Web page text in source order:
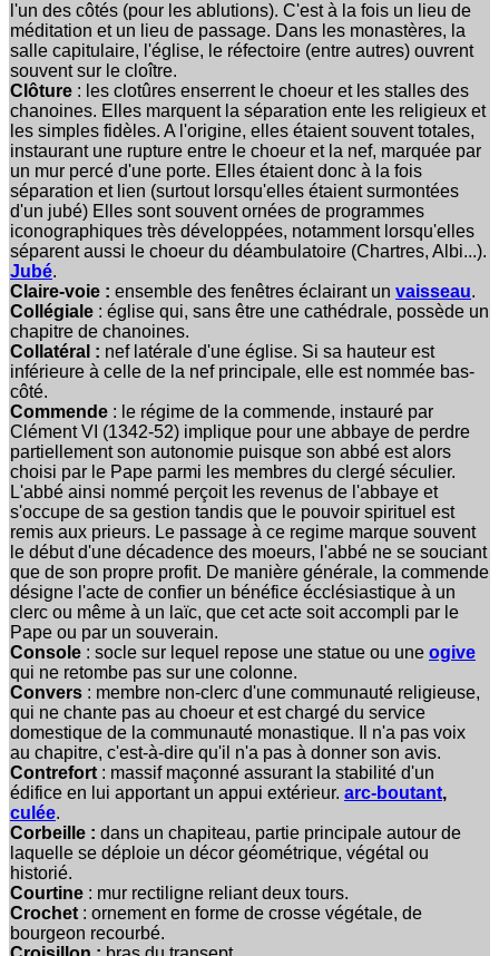
l'un des côtés (pour les ablutions). C'est à la fois un lieu de
méditation et un lieu de passage. Dans les monastères, la
salle capitulaire, l'église, le réfectoire (entre autres) ouvrent
souvent sur le cloître.
Clôture : les clotûres enserrent le choeur et les stalles des
chanoines. Elles marquent la séparation ente les religieux et
les simples fidèles. A l'origine, elles étaient souvent totales,
instaurant une rupture entre le choeur et la nef, marquée par
un mur percé d'une porte. Elles étaient donc à la fois
séparation et lien (surtout lorsqu'elles étaient surmontées
d'un jubé) Elles sont souvent ornées de programmes
iconographiques très développées, notamment lorsqu'elles
séparent aussi le choeur du déambulatoire (Chartres, Albi...).
Jubé.
Claire-voie : ensemble des fenêtres éclairant un vaisseau.
Collégiale : église qui, sans être une cathédrale, possède un
chapitre de chanoines.
Collatéral : nef latérale d'une église. Si sa hauteur est
inférieure à celle de la nef principale, elle est nommée bas-
côté.
Commende : le régime de la commende, instauré par
Clément VI (1342-52) implique pour une abbaye de perdre
partiellement son autonomie puisque son abbé est alors
choisi par le Pape parmi les membres du clergé séculier.
L'abbé ainsi nommé perçoit les revenus de l'abbaye et
s'occupe de sa gestion tandis que le pouvoir spirituel est
remis aux prieurs. Le passage à ce regime marque souvent
le début d'une décadence des moeurs, l'abbé ne se souciant
que de son propre profit. De manière générale, la commende
désigne l'acte de confier un bénéfice écclésiastique à un
clerc ou même à un laïc, que cet acte soit accompli par le
Pape ou par un souverain.
Console : socle sur lequel repose une statue ou une ogive
qui ne retombe pas sur une colonne.
Convers : membre non-clerc d'une communauté religieuse,
qui ne chante pas au choeur et est chargé du service
domestique de la communauté monastique. Il n'a pas voix
au chapitre, c'est-à-dire qu'il n'a pas à donner son avis.
Contrefort : massif maçonné assurant la stabilité d'un
édifice en lui apportant un appui extérieur. arc-boutant,
culée.
Corbeille : dans un chapiteau, partie principale autour de
laquelle se déploie un décor géométrique, végétal ou
historié.
Courtine : mur rectiligne reliant deux tours.
Crochet : ornement en forme de crosse végétale, de
bourgeon recourbé.